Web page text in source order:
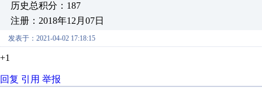
历史总积分：187
注册：2018年12月07日
发表于：2021-04-02 17:18:15
+1
回复 引用 举报